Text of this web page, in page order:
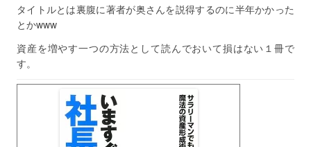
タイトルとは裏腹に著者が奥さんを説得するのに半年かかった
とかwww
資産を増やす一つの方法として読んでおいて損はない１冊で
す。